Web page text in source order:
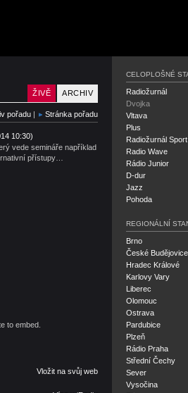
Český rozhlas Dvojka
ARCHIV
ŽIVĚ
pořadu | Stránka pořadu
10:30)
vede semináře například
přístupy…
to embed.
Vložit na svůj web
CELOPLOŠNÉ
Radiožurnál
Dvojka
Vltava
Plus
Radiožurnál Sport
Radio Wave
Rádio Junior
D-dur
Jazz
Pohoda
REGIONÁLNÍ
Brno
České Budějovice
Hradec Králové
Karlovy Vary
Liberec
Olomouc
Ostrava
Pardubice
Plzeň
Rádio Praha
Střední Čechy
Sever
Vysočina